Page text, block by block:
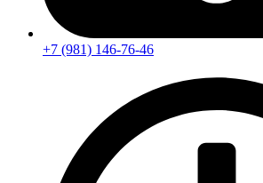
+7 (981) 146-76-46